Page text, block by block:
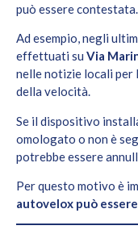
può essere contestata.
Ad esempio, negli
effettuati su Via
nelle notizie locali per
della velocità.
Se il dispositivo
omologato o non è
potrebbe essere
Per questo motivo è
autovelox può